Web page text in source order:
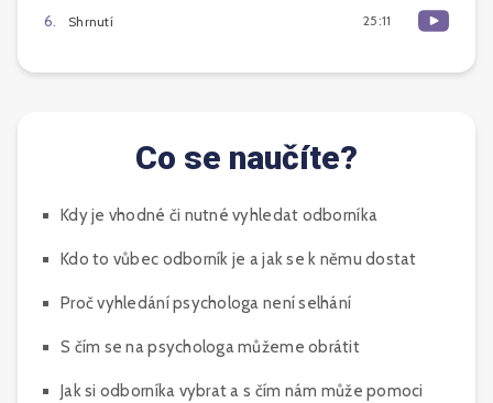
6. Shrnutí 25:11
Co se naučíte?
Kdy je vhodné či nutné vyhledat odborníka
Kdo to vůbec odborník je a jak se k němu dostat
Proč vyhledání psychologa není selhání
S čím se na psychologa můžeme obrátit
Jak si odborníka vybrat a s čím nám může pomoci